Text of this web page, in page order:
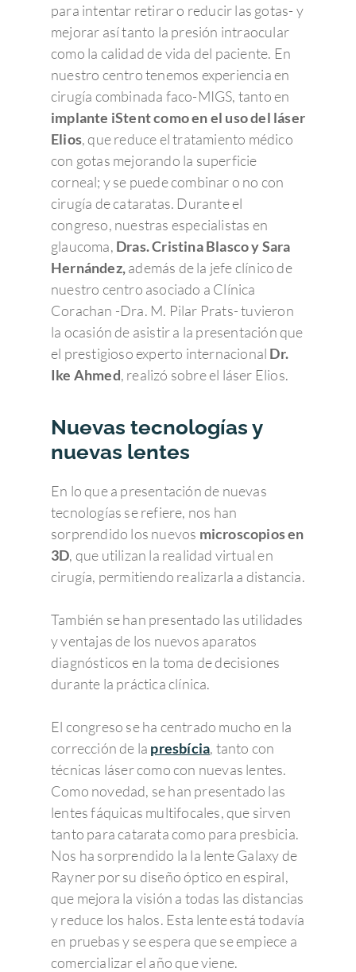
para intentar retirar o reducir las gotas- y
mejorar así tanto la presión intraocular
como la calidad de vida del paciente. En
nuestro centro tenemos experiencia en
cirugía combinada faco-MIGS, tanto en
implante iStent como en el uso del láser
Elios, que reduce el tratamiento médico
con gotas mejorando la superficie
corneal; y se puede combinar o no con
cirugía de cataratas. Durante el
congreso, nuestras especialistas en
glaucoma, Dras. Cristina Blasco y Sara
Hernández,además de la jefe clínico de
nuestro centro asociado a Clínica
Corachan -Dra. M. Pilar Prats- tuvieron
la ocasión de asistir a la presentación que
el prestigioso experto internacional Dr.
Ike Ahmed, realizó sobre el láser Elios.
Nuevas tecnologías y
nuevas lentes
En lo que a presentación de nuevas
tecnologías se refiere, nos han
sorprendido los nuevos microscopios en
3D, que utilizan la realidad virtual en
cirugía, permitiendo realizarla a distancia.
También se han presentado las utilidades
y ventajas de los nuevos aparatos
diagnósticos en la toma de decisiones
durante la práctica clínica.
El congreso se ha centrado mucho en la
corrección de la presbícia, tanto con
técnicas láser como con nuevas lentes.
Como novedad, se han presentado las
lentes fáquicas multifocales, que sirven
tanto para catarata como para presbicia.
Nos ha sorprendido la la lente Galaxy de
Rayner por su diseño óptico en espiral,
que mejora la visión a todas las distancias
y reduce los halos. Esta lente está todavía
en pruebas y se espera que se empiece a
comercializar el año que viene.